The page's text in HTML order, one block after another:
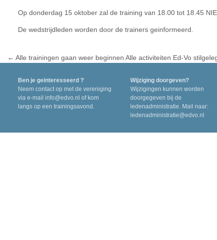
Op donderdag 15 oktober zal de training van 18.00 tot 18.45
De wedstrijdleden worden door de trainers geinformeerd.
Berichtnavigatie
← Alle trainingen gaan weer beginnen Alle activiteiten Ed-Vo
Ben je geinteresseerd ?
Neem contact op met de vereniging
via e-mail info@edvo.nl of kom
langs op een trainingsavond.
Wijziging doorgeven?
Wijzigingen kunnen worden
doorgegeven bij de
ledenadministratie. Mail naar:
ledenadministratie@edvo.nl